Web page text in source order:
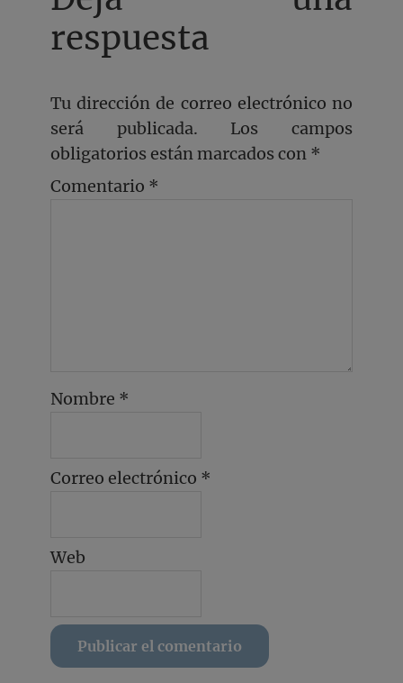
respuesta
Tu dirección de correo electrónico no
será publicada.
Los campos
obligatorios están marcados con *
Comentario *
Nombre *
Correo electrónico *
Web